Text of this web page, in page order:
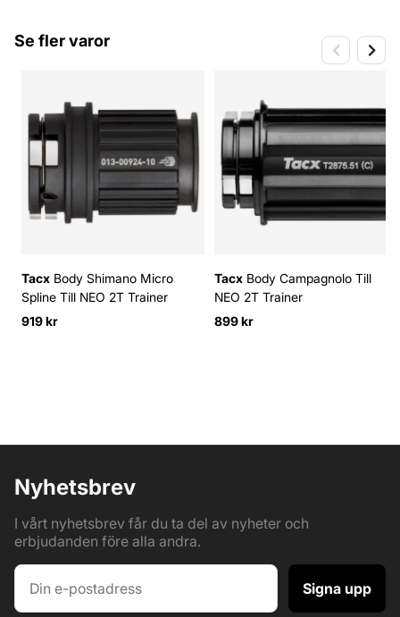
Se fler varor
Tacx Body Shimano Micro
Spline Till NEO 2T Trainer
919 kr
Tacx Body Campagnolo Till
NEO 2T Trainer
899 kr
Nyhetsbrev
I vårt nyhetsbrev får du ta del av nyheter och
erbjudanden före alla andra.
Signa upp